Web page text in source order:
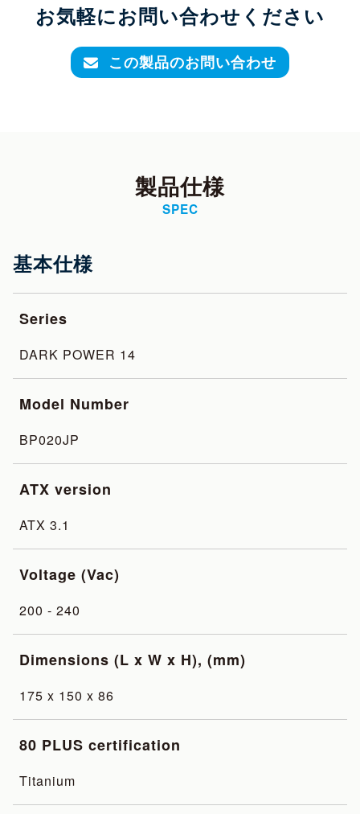
お気軽にお問い合わせください
この製品のお問い合わせ
製品仕様
SPEC
基本仕様
Series
DARK POWER 14
Model Number
BP020JP
ATX version
ATX 3.1
Voltage (Vac)
200 - 240
Dimensions (L x W x H), (mm)
175 x 150 x 86
80 PLUS certification
Titanium